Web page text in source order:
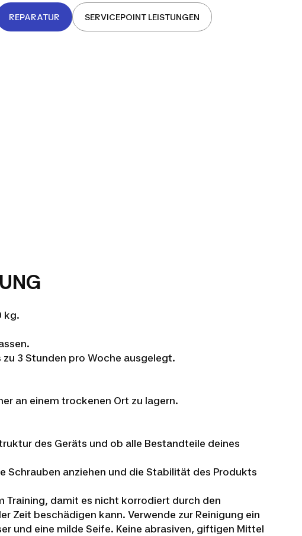
REPARATUR SERVICEPOINT LEISTUNGEN
kg.
3 Stunden pro Woche ausgelegt.
an einem trockenen Ort zu lagern.
des Geräts und ob alle Bestandteile deines
Schrauben anziehen und die Stabilität des Produkts
Training, damit es nicht korrodiert durch den
Zeit beschädigen kann. Verwende zur Reinigung ein
und eine milde Seife. Keine abrasiven, giftigen Mittel